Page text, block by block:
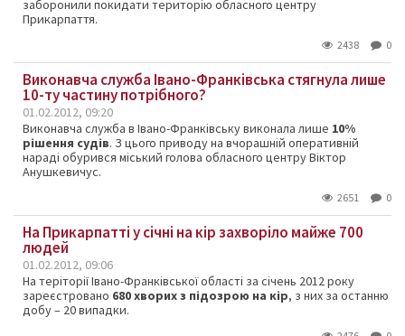
заборонили покидати територію обласного центру
Прикарпаття.
2438 0
Виконавча служба Івано-Франківська стягнула лише
10-ту частину потрібного?
01.02.2012, 09:20
Виконавча служба в Івано-Франківську виконала лише 10%
рішення судів. З цього приводу на вчорашній оперативній
нараді обурився міський голова обласного центру Віктор
Анушкевичус.
2651 0
На Прикарпатті у січні на кір захворіло майже 700
людей
01.02.2012, 09:06
На теріторії Івано-Франківської області за січень 2012 року
зареєстровано 680 хворих з підозрою на кір, з них за останню
добу – 20 випадки.